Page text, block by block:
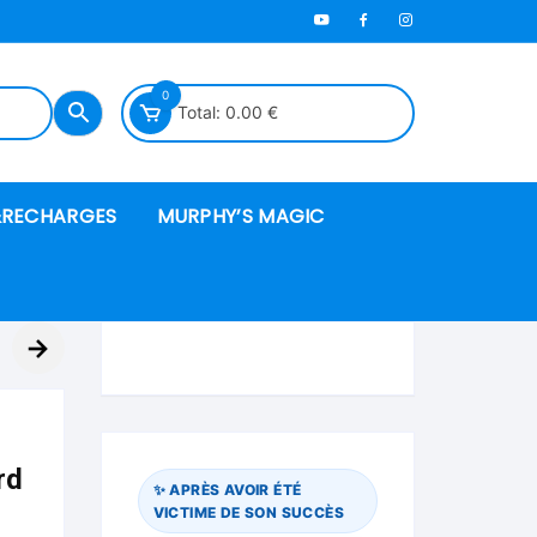
0
Total: 0.00 €
MURPHY’S MAGIC
→
✨ APRÈS AVOIR ÉTÉ
VICTIME DE SON SUCCÈS